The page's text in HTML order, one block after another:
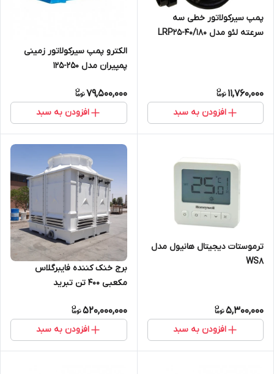
پمپ سیرکولاتور خطی سه
سرعته لئو مدل LRP25-40/180
11,760,000
افزودن به سبد
الکترو پمپ سیرکولاتور زمینی
پمپیران مدل 250-125
79,500,000
افزودن به سبد
ترموستات دیجیتال هانیول مدل
WS8
5,300,000
افزودن به سبد
برج خنک کننده فایبرگلاس
مکعبی 400 تن تبرید
520,000,000
افزودن به سبد